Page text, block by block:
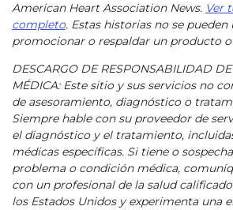
American Heart Association News. Ver
completo. Estas historias no se pueden
promocionar o respaldar un producto
DESCARGO DE RESPONSABILIDAD
MÉDICA: Este sitio y sus servicios no
de asesoramiento, diagnóstico o
Siempre hable con su proveedor de
el diagnóstico y el tratamiento,
médicas específicas. Si tiene o
problema o condición médica,
con un profesional de la salud
los Estados Unidos y experimenta una